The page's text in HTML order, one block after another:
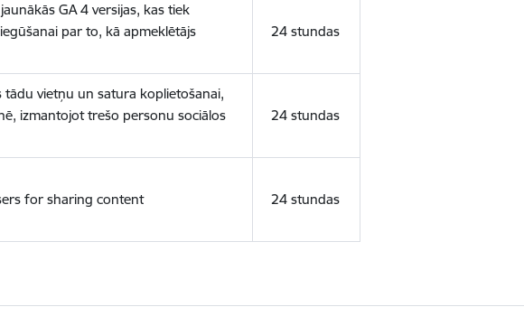
GA 4 versijas, kas tiek
par to, kā apmeklētājs
24 stundas
tādu vietņu un satura koplietošanai,
izmantojot trešo personu sociālos
24 stundas
for sharing content 24 stundas